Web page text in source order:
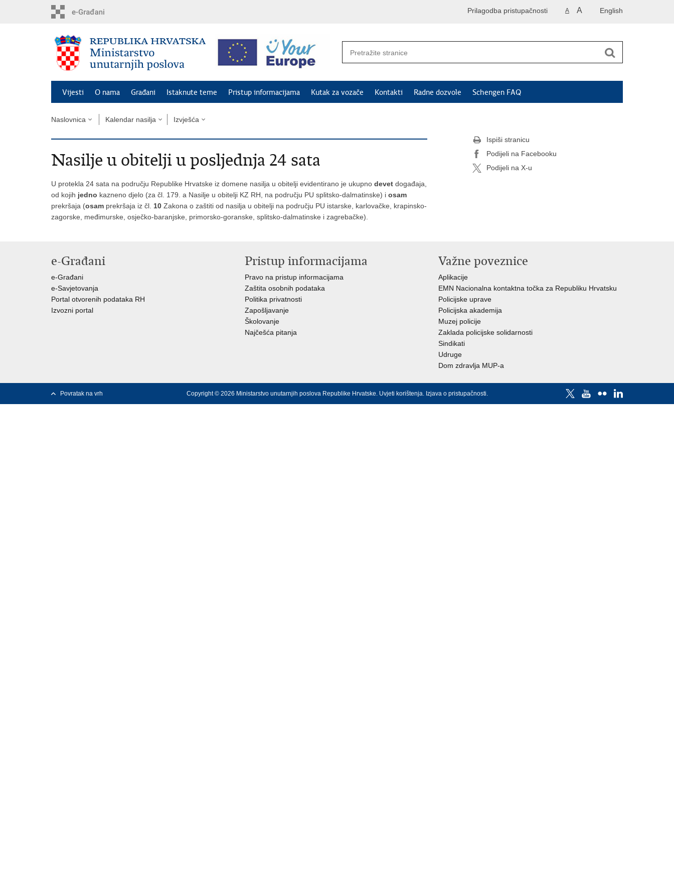
English
A A
Prilagodba pristupačnosti
Vijesti O nama Građani Istaknute teme Pristup informacijama Kutak za vozače Kontakti Radne dozvole Schengen FAQ
Naslovnica Kalendar nasilja Izvješća
Nasilje u obitelji u posljednja 24 sata
U protekla 24 sata na području Republike Hrvatske iz domene nasilja u obitelji evidentirano je ukupno devet događaja,
od kojih jedno kazneno djelo (za čl. 179. a Nasilje u obitelji KZ RH, na području PU splitsko-dalmatinske) i osam
prekršaja (osam prekršaja iz čl. 10 Zakona o zaštiti od nasilja u obitelji na području PU istarske, karlovačke, krapinsko-
zagorske, međimurske, osječko-baranjske, primorsko-goranske, splitsko-dalmatinske i zagrebačke).
Ispiši stranicu
Podijeli na Facebooku
Podijeli na X-u
e-Građani
e-Građani
e-Savjetovanja
Portal otvorenih podataka RH
Izvozni portal
Pristup informacijama
Pravo na pristup informacijama
Zaštita osobnih podataka
Politika privatnosti
Zapošljavanje
Školovanje
Najčešća pitanja
Važne poveznice
Aplikacije
EMN Nacionalna kontaktna točka za Republiku Hrvatsku
Policijske uprave
Policijska akademija
Muzej policije
Zaklada policijske solidarnosti
Sindikati
Udruge
Dom zdravlja MUP-a
Povratak na vrh Copyright © 2026 Ministarstvo unutarnjih poslova Republike Hrvatske. Uvjeti korištenja. Izjava o pristupačnosti.